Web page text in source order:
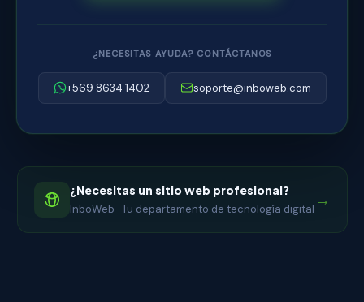
¿NECESITAS AYUDA? CONTÁCTANOS
+569 8634 1402 soporte@inboweb.com
¿Necesitas un sitio web profesional?
InboWeb · Tu departamento de tecnología digital →